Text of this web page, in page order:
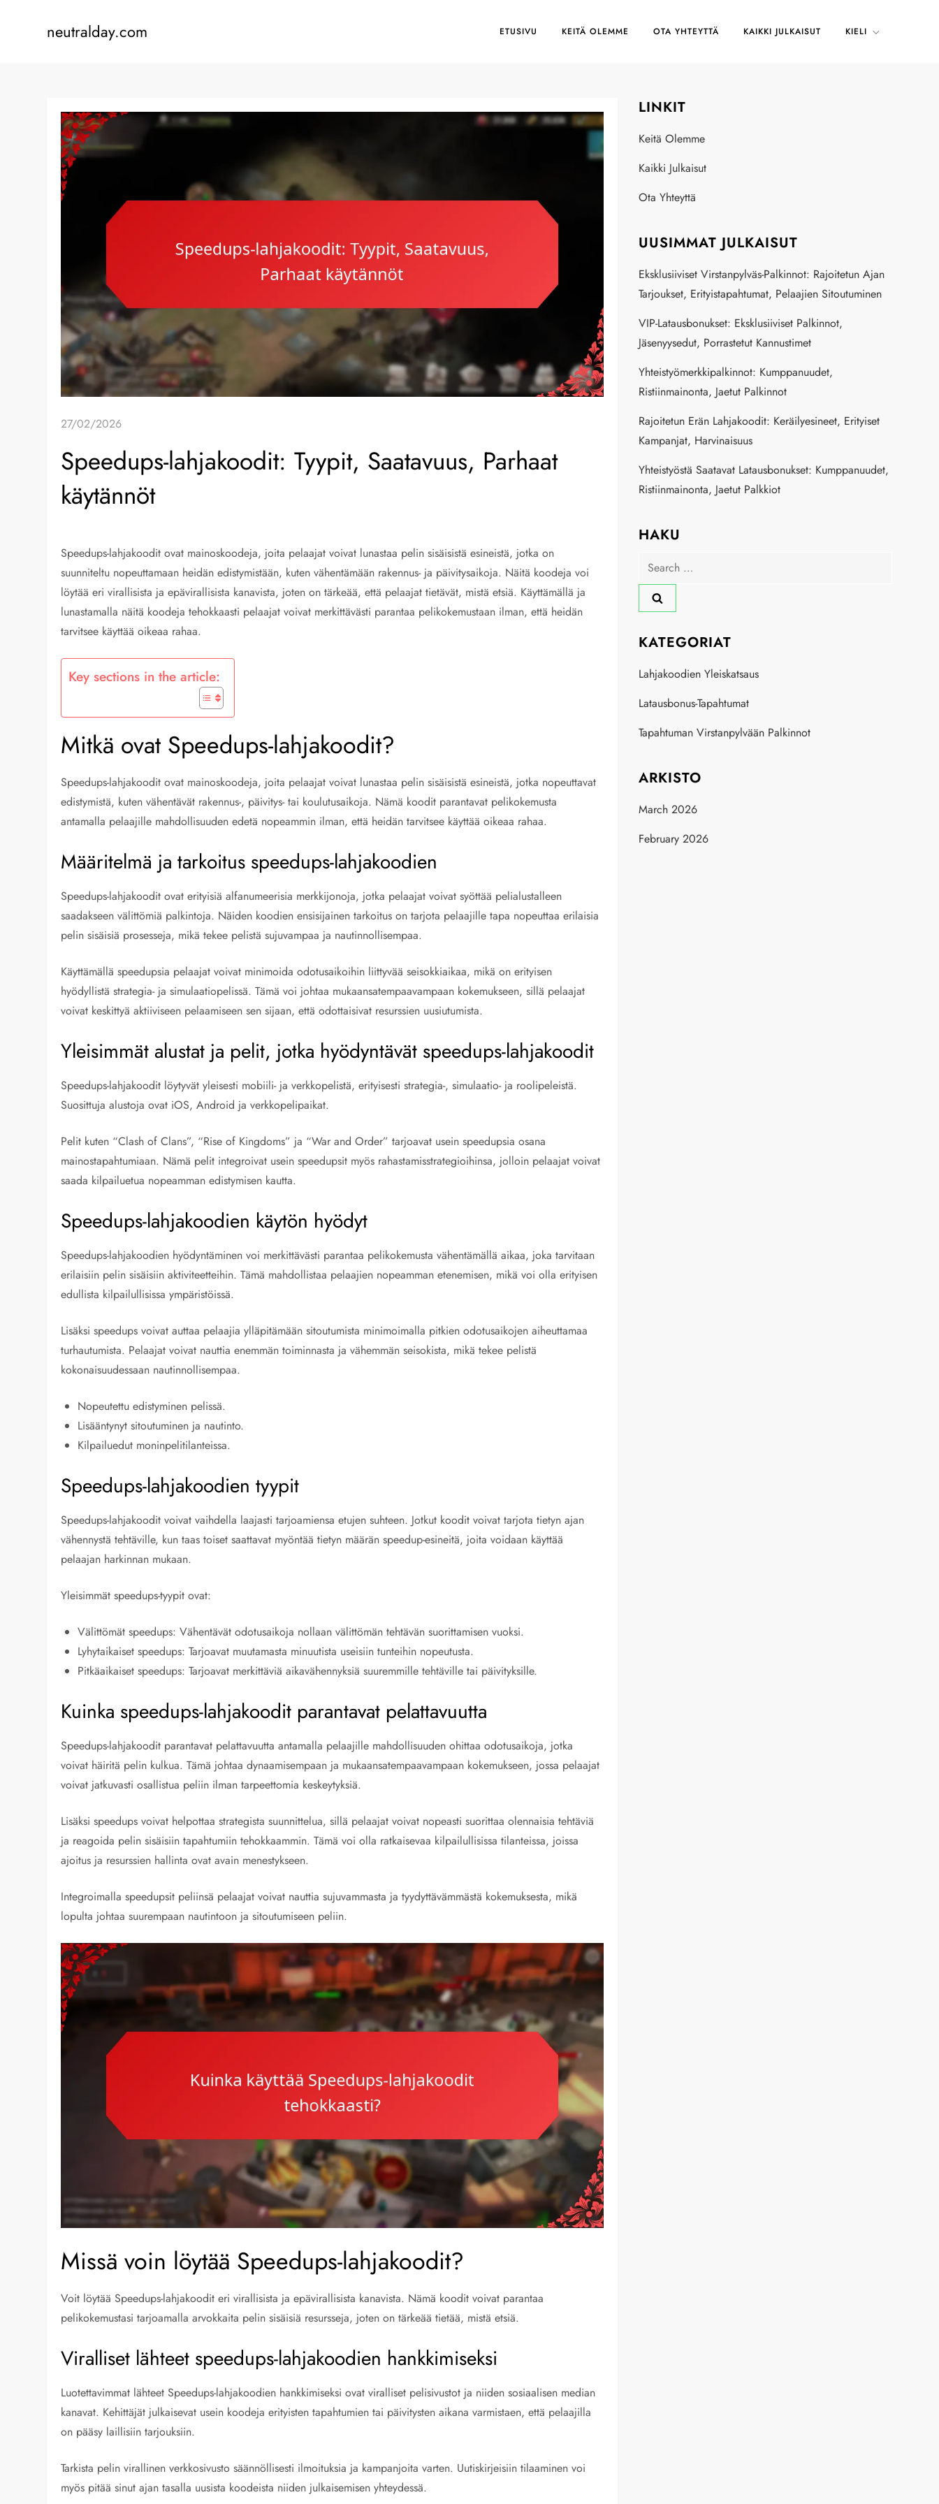
neutralday.com ETUSIVU KEITÄ OLEMME OTA YHTEYTTÄ KAIKKI JULKAISUT KIELI
27/02/2026
Speedups-lahjakoodit: Tyypit, Saatavuus, Parhaat
käytännöt
Speedups-lahjakoodit ovat mainoskoodeja, joita pelaajat voivat lunastaa pelin sisäisistä esineistä, jotka on
suunniteltu nopeuttamaan heidän edistymistään, kuten vähentämään rakennus- ja päivitysaikoja. Näitä koodeja voi
löytää eri virallisista ja epävirallisista kanavista, joten on tärkeää, että pelaajat tietävät, mistä etsiä. Käyttämällä ja
lunastamalla näitä koodeja tehokkaasti pelaajat voivat merkittävästi parantaa pelikokemustaan ilman, että heidän
tarvitsee käyttää oikeaa rahaa.
Key sections in the article:
Mitkä ovat Speedups-lahjakoodit?
Speedups-lahjakoodit ovat mainoskoodeja, joita pelaajat voivat lunastaa pelin sisäisistä esineistä, jotka nopeuttavat
edistymistä, kuten vähentävät rakennus-, päivitys- tai koulutusaikoja. Nämä koodit parantavat pelikokemusta
antamalla pelaajille mahdollisuuden edetä nopeammin ilman, että heidän tarvitsee käyttää oikeaa rahaa.
Määritelmä ja tarkoitus speedups-lahjakoodien
Speedups-lahjakoodit ovat erityisiä alfanumeerisia merkkijonoja, jotka pelaajat voivat syöttää pelialustalleen
saadakseen välittömiä palkintoja. Näiden koodien ensisijainen tarkoitus on tarjota pelaajille tapa nopeuttaa erilaisia
pelin sisäisiä prosesseja, mikä tekee pelistä sujuvampaa ja nautinnollisempaa.
Käyttämällä speedupsia pelaajat voivat minimoida odotusaikoihin liittyvää seisokkiaikaa, mikä on erityisen
hyödyllistä strategia- ja simulaatiopelissä. Tämä voi johtaa mukaansatempaavampaan kokemukseen, sillä pelaajat
voivat keskittyä aktiiviseen pelaamiseen sen sijaan, että odottaisivat resurssien uusiutumista.
Yleisimmät alustat ja pelit, jotka hyödyntävät speedups-lahjakoodit
Speedups-lahjakoodit löytyvät yleisesti mobiili- ja verkkopelistä, erityisesti strategia-, simulaatio- ja roolipeleistä.
Suosittuja alustoja ovat iOS, Android ja verkkopelipaikat.
Pelit kuten “Clash of Clans”, “Rise of Kingdoms” ja “War and Order” tarjoavat usein speedupsia osana
mainostapahtumiaan. Nämä pelit integroivat usein speedupsit myös rahastamisstrategioihinsa, jolloin pelaajat voivat
saada kilpailuetua nopeamman edistymisen kautta.
Speedups-lahjakoodien käytön hyödyt
Speedups-lahjakoodien hyödyntäminen voi merkittävästi parantaa pelikokemusta vähentämällä aikaa, joka tarvitaan
erilaisiin pelin sisäisiin aktiviteetteihin. Tämä mahdollistaa pelaajien nopeamman etenemisen, mikä voi olla erityisen
edullista kilpailullisissa ympäristöissä.
Lisäksi speedups voivat auttaa pelaajia ylläpitämään sitoutumista minimoimalla pitkien odotusaikojen aiheuttamaa
turhautumista. Pelaajat voivat nauttia enemmän toiminnasta ja vähemmän seisokista, mikä tekee pelistä
kokonaisuudessaan nautinnollisempaa.
Nopeutettu edistyminen pelissä.
Lisääntynyt sitoutuminen ja nautinto.
Kilpailuedut moninpelitilanteissa.
Speedups-lahjakoodien tyypit
Speedups-lahjakoodit voivat vaihdella laajasti tarjoamiensa etujen suhteen. Jotkut koodit voivat tarjota tietyn ajan
vähennystä tehtäville, kun taas toiset saattavat myöntää tietyn määrän speedup-esineitä, joita voidaan käyttää
pelaajan harkinnan mukaan.
Yleisimmät speedups-tyypit ovat:
Välittömät speedups: Vähentävät odotusaikoja nollaan välittömän tehtävän suorittamisen vuoksi.
Lyhytaikaiset speedups: Tarjoavat muutamasta minuutista useisiin tunteihin nopeutusta.
Pitkäaikaiset speedups: Tarjoavat merkittäviä aikavähennyksiä suuremmille tehtäville tai päivityksille.
Kuinka speedups-lahjakoodit parantavat pelattavuutta
Speedups-lahjakoodit parantavat pelattavuutta antamalla pelaajille mahdollisuuden ohittaa odotusaikoja, jotka
voivat häiritä pelin kulkua. Tämä johtaa dynaamisempaan ja mukaansatempaavampaan kokemukseen, jossa pelaajat
voivat jatkuvasti osallistua peliin ilman tarpeettomia keskeytyksiä.
Lisäksi speedups voivat helpottaa strategista suunnittelua, sillä pelaajat voivat nopeasti suorittaa olennaisia tehtäviä
ja reagoida pelin sisäisiin tapahtumiin tehokkaammin. Tämä voi olla ratkaisevaa kilpailullisissa tilanteissa, joissa
ajoitus ja resurssien hallinta ovat avain menestykseen.
Integroimalla speedupsit peliinsä pelaajat voivat nauttia sujuvammasta ja tyydyttävämmästä kokemuksesta, mikä
lopulta johtaa suurempaan nautintoon ja sitoutumiseen peliin.
Missä voin löytää Speedups-lahjakoodit?
Voit löytää Speedups-lahjakoodit eri virallisista ja epävirallisista kanavista. Nämä koodit voivat parantaa
pelikokemustasi tarjoamalla arvokkaita pelin sisäisiä resursseja, joten on tärkeää tietää, mistä etsiä.
Viralliset lähteet speedups-lahjakoodien hankkimiseksi
Luotettavimmat lähteet Speedups-lahjakoodien hankkimiseksi ovat viralliset pelisivustot ja niiden sosiaalisen median
kanavat. Kehittäjät julkaisevat usein koodeja erityisten tapahtumien tai päivitysten aikana varmistaen, että pelaajilla
on pääsy laillisiin tarjouksiin.
Tarkista pelin virallinen verkkosivusto säännöllisesti ilmoituksia ja kampanjoita varten. Uutiskirjeisiin tilaaminen voi
myös pitää sinut ajan tasalla uusista koodeista niiden julkaisemisen yhteydessä.
LINKIT
Keitä Olemme
Kaikki Julkaisut
Ota Yhteyttä
UUSIMMAT JULKAISUT
Eksklusiiviset Virstanpylväs-Palkinnot: Rajoitetun Ajan
Tarjoukset, Erityistapahtumat, Pelaajien Sitoutuminen
VIP-Latausbonukset: Eksklusiiviset Palkinnot,
Jäsenyysedut, Porrastetut Kannustimet
Yhteistyömerkkipalkinnot: Kumppanuudet,
Ristiinmainonta, Jaetut Palkinnot
Rajoitetun Erän Lahjakoodit: Keräilyesineet, Erityiset
Kampanjat, Harvinaisuus
Yhteistyöstä Saatavat Latausbonukset: Kumppanuudet,
Ristiinmainonta, Jaetut Palkkiot
HAKU
Search
for:
KATEGORIAT
Lahjakoodien Yleiskatsaus
Latausbonus-Tapahtumat
Tapahtuman Virstanpylvään Palkinnot
ARKISTO
March 2026
February 2026